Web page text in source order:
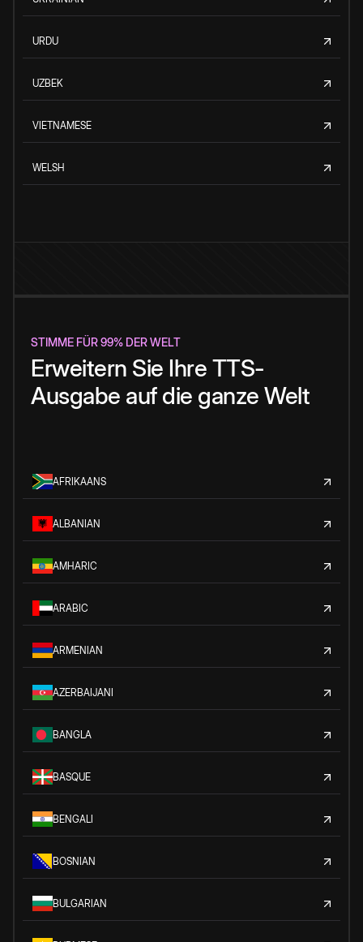
URDU
UZBEK
VIETNAMESE
WELSH
STIMME FÜR 99% DER WELT
Erweitern Sie Ihre TTS-
Ausgabe auf die ganze Welt
AFRIKAANS
ALBANIAN
AMHARIC
ARABIC
ARMENIAN
AZERBAIJANI
BANGLA
BASQUE
BENGALI
BOSNIAN
BULGARIAN